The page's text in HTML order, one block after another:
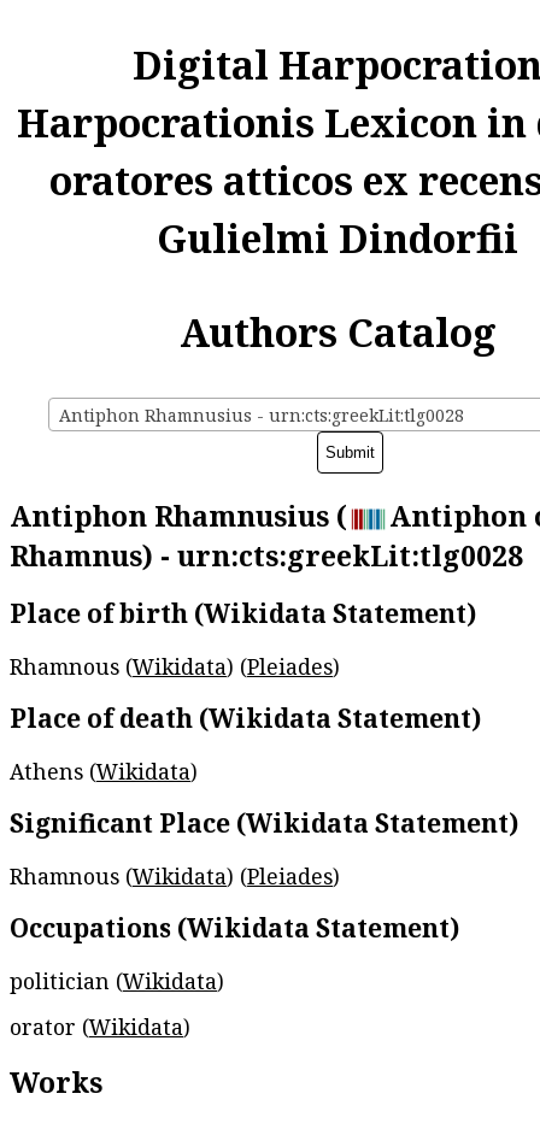
Digital
Harpocrationis Lexicon in
oratores atticos ex
Gulielmi Dindorfii
Authors Catalog
Antiphon Rhamnusius - urn:cts:greekLit:tlg0028
Antiphon Rhamnusius (
Antiphon
Rhamnus) - urn:cts:greekLit:tlg0028
Place of birth (Wikidata Statement)
Rhamnous (Wikidata) (Pleiades)
Place of death (Wikidata Statement)
Athens (Wikidata)
Significant Place (Wikidata Statement)
Rhamnous (Wikidata) (Pleiades)
Occupations (Wikidata Statement)
politician (Wikidata)
orator (Wikidata)
Works